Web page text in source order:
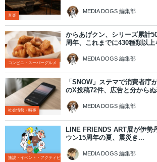
音楽
MEDIA DOGS 編集部
コンビニ・スーパーグルメ
からあげクン、シリーズ累計
周年、これまでに430種類以上
MEDIA DOGS 編集部
社会情勢・時事
「SNOW」ステマで消費者
のX投稿72件、広告と分から
MEDIA DOGS 編集部
施設・イベント・アクティビティ
LINE FRIENDS ART展が伊
ウン15周年の夏、震災き...
MEDIA DOGS 編集部